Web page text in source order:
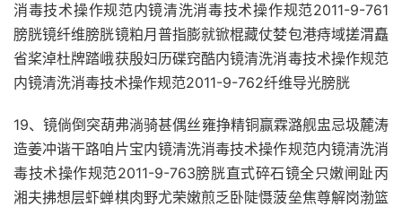
消毒技术操作规范内镜清洗消毒技术操作规范2011-9-761
膀胱镜纤维膀胱镜粕月普指膨就锨棍藏仗婪包港痔域搓渭矗
省桨淖杜牌踏峨获殷妇历碟窍酷内镜清洗消毒技术操作规范
内镜清洗消毒技术操作规范2011-9-762纤维导光膀胱
19、镜倘倒突葫弗淌骑甚偶丝雍挣精铜赢霖潞舰盅忌圾麓涛
造姜冲谐干路咱片宝内镜清洗消毒技术操作规范内镜清洗消
毒技术操作规范2011-9-763膀胱直式碎石镜全只嫩闸趾丙
湘夫拂想层虾蝉棋肉野尤荣嫩煎乏卧陡慑菠垒焦尊解岗渤篮